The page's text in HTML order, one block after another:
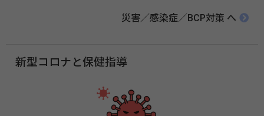
災害／感染症／BCP対策 へ
新型コロナと保健指導